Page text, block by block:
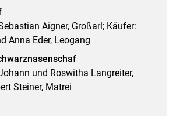
Aigner, Großarl; Käufer:
Anna Eder, Leogang
und Roswitha Langreiter,
Steiner, Matrei